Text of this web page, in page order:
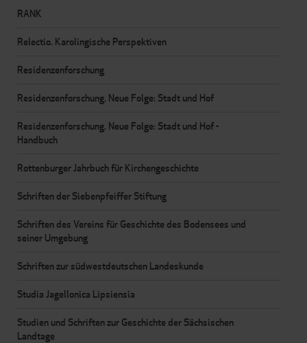
RANK
Relectio. Karolingische Perspektiven
Residenzenforschung
Residenzenforschung. Neue Folge: Stadt und Hof
Residenzenforschung. Neue Folge: Stadt und Hof -
Handbuch
Rottenburger Jahrbuch für Kirchengeschichte
Schriften der Siebenpfeiffer Stiftung
Schriften des Vereins für Geschichte des Bodensees und
seiner Umgebung
Schriften zur südwestdeutschen Landeskunde
Studia Jagellonica Lipsiensia
Studien und Schriften zur Geschichte der Sächsischen
Landtage